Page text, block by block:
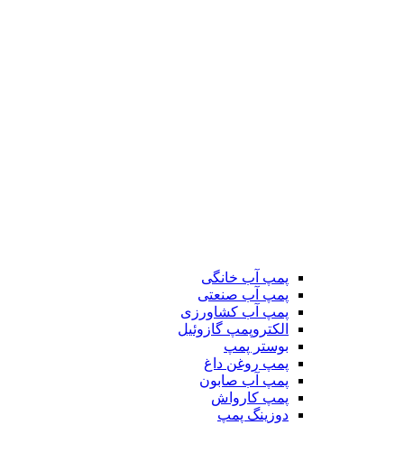
پمپ آب خانگی
پمپ آب صنعتی
پمپ آب کشاورزی
الکتروپمپ گازوئیل
بوستر پمپ
پمپ روغن داغ
پمپ آب صابون
پمپ کارواش
دوزینگ پمپ